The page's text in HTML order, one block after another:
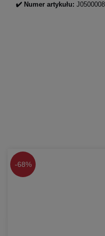
✔️ Numer artykułu:
-68%